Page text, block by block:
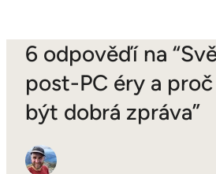
6 odpověďí na
post-PC éry a
být dobrá zpráva”